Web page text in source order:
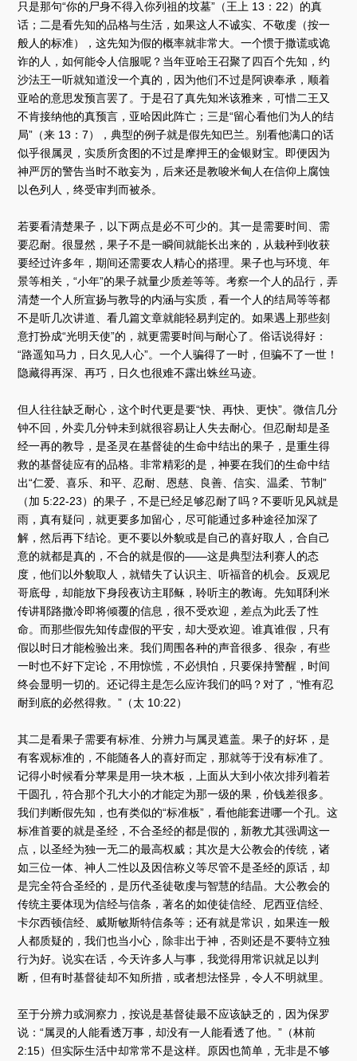
只是那句“你的尸身不得入你列祖的坟墓”（王上 13：22）的真
话；二是看先知的品格与生活，如果这人不诚实、不敬虔（按一
般人的标准），这先知为假的概率就非常大。一个惯于撒谎或诡
诈的人，如何能令人信服呢？当年亚哈王召聚了四百个先知，约
沙法王一听就知道没一个真的，因为他们不过是阿谀奉承，顺着
亚哈的意思发预言罢了。于是召了真先知米该雅来，可惜二王又
不肯接纳他的真预言，亚哈因此阵亡；三是“留心看他们为人的结
局”（来 13：7），典型的例子就是假先知巴兰。别看他满口的话
似乎很属灵，实质所贪图的不过是摩押王的金银财宝。即便因为
神严厉的警告当时不敢妄为，后来还是教唆米甸人在信仰上腐蚀
以色列人，终受审判而被杀。
若要看清楚果子，以下两点是必不可少的。其一是需要时间、需
要忍耐。很显然，果子不是一瞬间就能长出来的，从栽种到收获
要经过许多年，期间还需要农人精心的搭理。果子也与环境、年
景等相关，“小年”的果子就量少质差等等。考察一个人的品行，弄
清楚一个人所宣扬与教导的内涵与实质，看一个人的结局等等都
不是听几次讲道、看几篇文章就能轻易判定的。如果遇上那些刻
意打扮成“光明天使”的，就更需要时间与耐心了。俗话说得好：
“路遥知马力，日久见人心”。一个人骗得了一时，但骗不了一世！
隐藏得再深、再巧，日久也很难不露出蛛丝马迹。
但人往往缺乏耐心，这个时代更是要“快、再快、更快”。微信几分
钟不回，外卖几分钟未到就很容易让人失去耐心。但忍耐却是圣
经一再的教导，是圣灵在基督徒的生命中结出的果子，是重生得
救的基督徒应有的品格。非常精彩的是，神要在我们的生命中结
出“仁爱、喜乐、和平、忍耐、恩慈、良善、信实、温柔、节制”
（加 5:22-23）的果子，不是已经足够忍耐了吗？不要听见风就是
雨，真有疑问，就更要多加留心，尽可能通过多种途径加深了
解，然后再下结论。更不要以外貌或是自己的喜好取人，合自己
意的就都是真的，不合的就是假的——这是典型法利赛人的态
度，他们以外貌取人，就错失了认识主、听福音的机会。反观尼
哥底母，却能放下身段夜访主耶稣，聆听主的教诲。先知耶利米
传讲耶路撒冷即将倾覆的信息，很不受欢迎，差点为此丢了性
命。而那些假先知传虚假的平安，却大受欢迎。谁真谁假，只有
假以时日才能检验出来。我们周围各种的声音很多、很杂，有些
一时也不好下定论，不用惊慌，不必惧怕，只要保持警醒，时间
终会显明一切的。还记得主是怎么应许我们的吗？对了，“惟有忍
耐到底的必然得救。”（太 10:22）
其二是看果子需要有标准、分辨力与属灵遮盖。果子的好坏，是
有客观标准的，不能随各人的喜好而定，那就等于没有标准了。
记得小时候看分苹果是用一块木板，上面从大到小依次排列着若
干圆孔，符合那个孔大小的才能定为那一级的果，价钱差很多。
我们判断假先知，也有类似的“标准板”，看他能套进哪一个孔。这
标准首要的就是圣经，不合圣经的都是假的，新教尤其强调这一
点，以圣经为独一无二的最高权威；其次是大公教会的传统，诸
如三位一体、神人二性以及因信称义等尽管不是圣经的原话，却
是完全符合圣经的，是历代圣徒敬虔与智慧的结晶。大公教会的
传统主要体现为信经与信条，著名的如使徒信经、尼西亚信经、
卡尔西顿信经、威斯敏斯特信条等；还有就是常识，如果连一般
人都质疑的，我们也当小心，除非出于神，否则还是不要特立独
行为好。说实在话，今天许多人与事，我觉得用常识就足以判
断，但有时基督徒却不知所措，或者想法怪异，令人不明就里。
至于分辨力或洞察力，按说是基督徒最不应该缺乏的，因为保罗
说：“属灵的人能看透万事，却没有一人能看透了他。”（林前
2:15）但实际生活中却常常不是这样。原因也简单，无非是不够